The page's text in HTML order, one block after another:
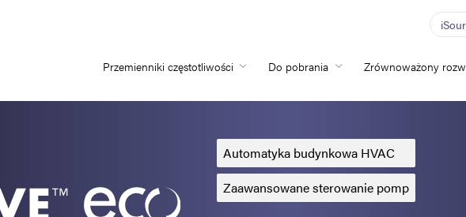
Przemienniki częstotliwości Do pobrania Zrównoważony
Automatyka budynkowa HVAC
Zaawansowane sterowanie pomp
Przemienniki
Do pobrania
Zrównoważony